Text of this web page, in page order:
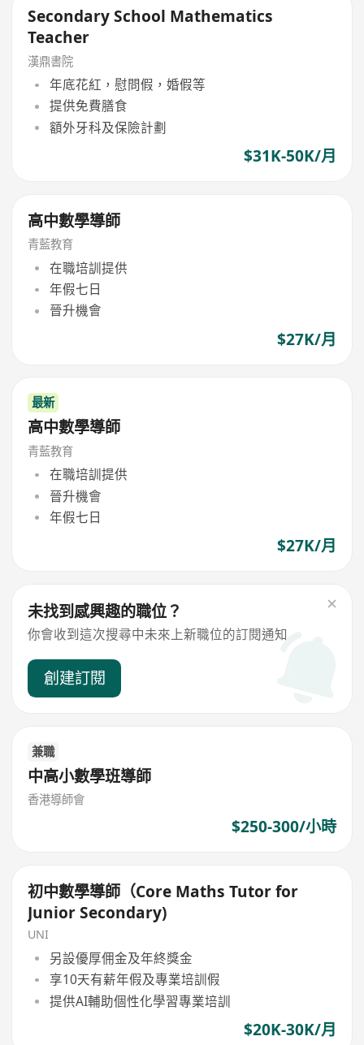
Secondary School Mathematics
Teacher
漢鼎書院
年底花紅，慰問假，婚假等
提供免費膳食
額外牙科及保險計劃
$31K-50K/月
高中數學導師
青藍教育
在職培訓提供
年假七日
晉升機會
$27K/月
最新
高中數學導師
青藍教育
在職培訓提供
晉升機會
年假七日
$27K/月
未找到感興趣的職位？
你會收到這次搜尋中未來上新職位的訂閱通知
創建訂閱
兼職
中高小數學班導師
香港導師會
$250-300/小時
初中數學導師（Core Maths Tutor for
Junior Secondary)
UNI
另設優厚佣金及年終獎金
享10天有薪年假及專業培訓假
提供AI輔助個性化學習專業培訓
$20K-30K/月